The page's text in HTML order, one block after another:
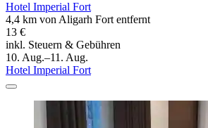
Hotel Imperial Fort
4,4 km von Aligarh Fort entfernt
13 €
inkl. Steuern & Gebühren
10. Aug.–11. Aug.
Hotel Imperial Fort